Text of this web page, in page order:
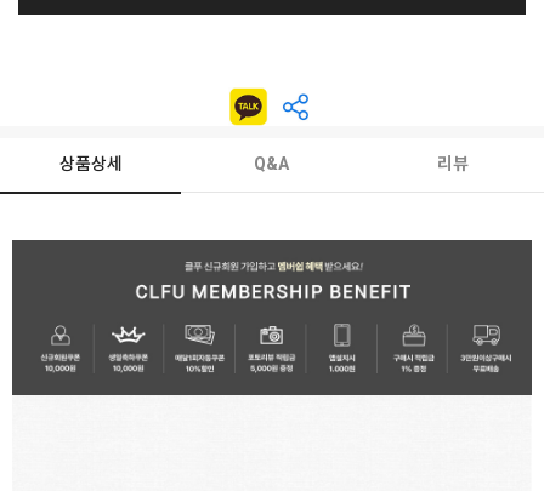
상품상세 Q&A 리뷰